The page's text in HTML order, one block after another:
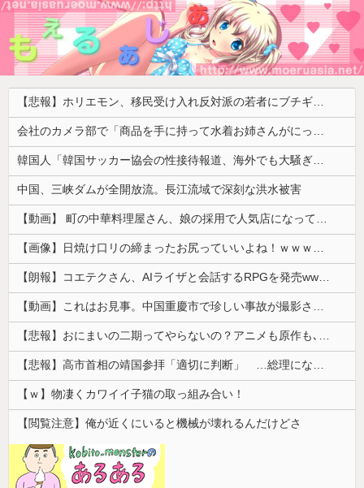
【悲報】ホリエモン、移民受け入れ反対派の若者にブチギレ「差別するなんて最低だ！」 → スタジオ誰も反論できず沈黙 ………
会社のカメラ部で「商品を手に持って水着お姉さんがにっこり」を撮影、だがお姉さんは素人アルバイトで親バレした結果……
韓国人「韓国サッカー協会の性接待報道、海外でも大騒ぎに・・・2002年W杯4強の記録取り消しの声も」→「マジで国の恥だ」「2002年まで疑う価値...
中国、三峡ダムが全開放流。長江流域で深刻な洪水被害
【動画】 町の中華料理屋さん、娘の採用で人気店になってしまう
【画像】日焼け口リの締まったお尻っていいよね！ｗｗｗｗｗ
【朗報】コエテクさん、AIライザと会話するRPGを発売wwwwwwwwwwww
【動画】これはお見事。中国重慶市で珍しい事故が撮影される。
【悲報】おにまいの二期ってやらないの？アニメも原作も､外人からも人気あったのに
【悲報】高市首相の靖国参拝「適切に判断」 …総理になる前の昨年は参拝
【ｗ】物凄くカワイイ子猫の取っ組み合い！
【閲覧注意】俺が近くにいると機械が壊れるんだけどさ